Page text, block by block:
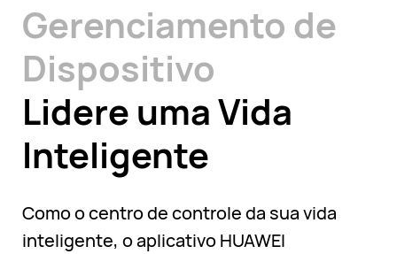
Gerenciamento de
Dispositivo
Lidere uma Vida
Inteligente
Como o centro de controle da sua vida
inteligente, o aplicativo HUAWEI